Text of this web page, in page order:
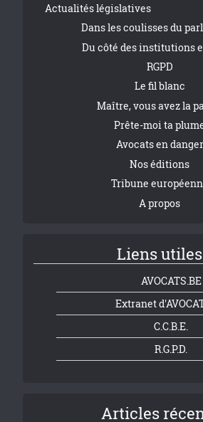
Actualités législatives
Dans les coulisses du
Du côté des institutions
RGPD
Le fil blanc
Maître, vous avez la
Prête-moi ta
Avocats en danger
Nos éditions
Tribune
A propos
Liens utiles
AVOCATS.BE
Extranet
C.C.B.E.
R.G.P.D.
Articles